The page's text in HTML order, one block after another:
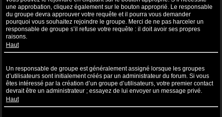
une approbation, cliquez également sur le bouton approprié. Le responsable
du groupe devra approuver votre requête et il pourra vous demander
pourquoi vous souhaitez rejoindre le groupe. Merci de ne pas harceler un
responsable de groupe s’il refuse votre requête : il doit avoir ses propres
raisons.
Haut
Un responsable de groupe est généralement assigné lorsque les groupes
d’utilisateurs sont initialement créés par un administrateur du forum. Si vous
êtes intéressé par la création d’un groupe d’utilisateurs, votre premier contact
devrait être un administrateur ; essayez de lui envoyer un message privé.
Haut